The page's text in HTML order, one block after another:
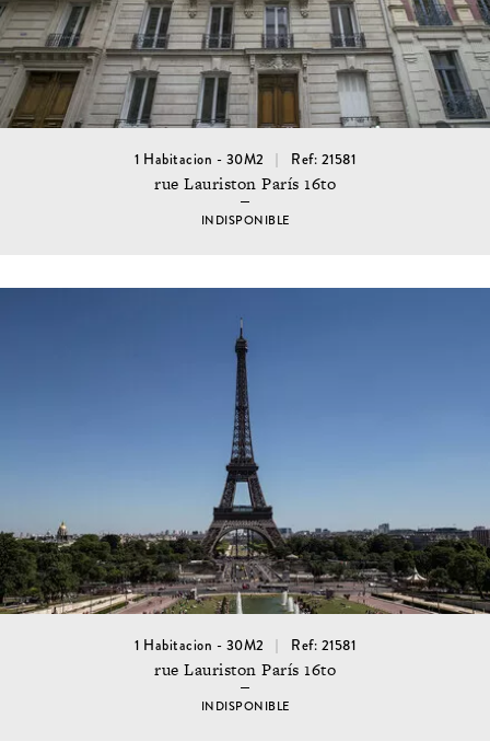
1 Habitacion - 30M2 Ref: 21581
rue Lauriston París 16to
INDISPONIBLE
1 Habitacion - 30M2 Ref: 21581
rue Lauriston París 16to
INDISPONIBLE